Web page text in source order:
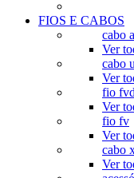
FIOS E CABOS
cabo
Ver
cabo
Ver
fio
Ver
fio fv
Ver
cabo
Ver